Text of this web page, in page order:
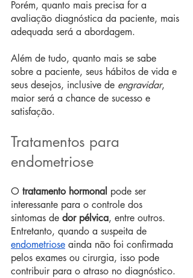
Porém, quanto mais precisa for a
avaliação diagnóstica da paciente, mais
adequada será a abordagem.
Além de tudo, quanto mais se sabe
sobre a paciente, seus hábitos de vida e
seus desejos, inclusive de engravidar,
maior será a chance de sucesso e
satisfação.
Tratamentos para
endometriose
O tratamento hormonal pode ser
interessante para o controle dos
sintomas de dor pélvica, entre outros.
Entretanto, quando a suspeita de
endometriose ainda não foi confirmada
pelos exames ou cirurgia, isso pode
contribuir para o atraso no diagnóstico.